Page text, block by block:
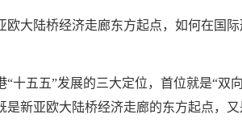
大陆桥经济走廊东方起点，如何在国
十五五”发展的三大定位，首位就是“
新亚欧大陆桥经济走廊的东方起点，